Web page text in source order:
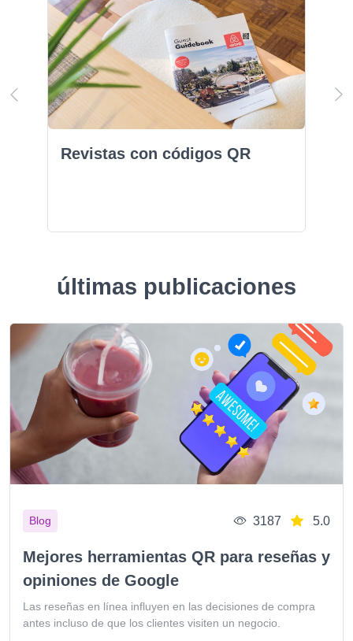
Revistas con códigos QR
últimas publicaciones
Blog 3187 5.0
Mejores herramientas QR para reseñas y
opiniones de Google
Las reseñas en línea influyen en las decisiones de compra
antes incluso de que los clientes visiten un negocio.